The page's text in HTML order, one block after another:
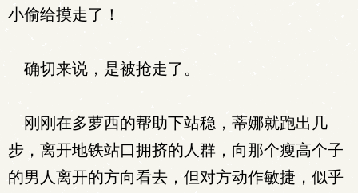
小偷给摸走了！
确切来说，是被抢走了。
刚刚在多萝西的帮助下站稳，蒂娜就跑出几
步，离开地铁站口拥挤的人群，向那个瘦高个子
的男人离开的方向看去，但对方动作敏捷，似乎